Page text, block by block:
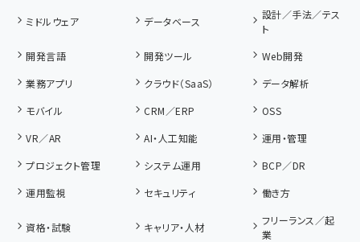
ミドルウェア データベース
設計／手法／テス
ト
開発言語
開発ツール
Web開発
業務アプリ
クラウド（SaaS）
データ解析
モバイル
CRM／ERP
OSS
VR／AR
AI・人工知能
運用・管理
プロジェクト管理
システム運用
BCP／DR
運用監視
セキュリティ 働き方
資格・試験 キャリア・人材
フリーランス／起
業